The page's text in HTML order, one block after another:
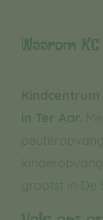
Waarom
in Ter Aar.
grootst in De